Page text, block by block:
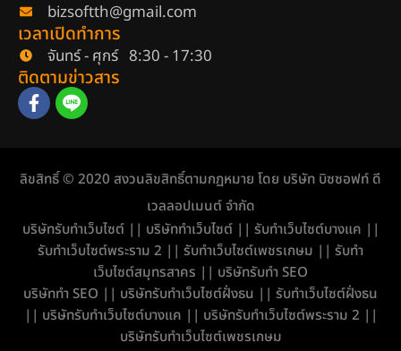
bizsoftth@gmail.com
เวลาเปิดทำการ
จันทร์ - ศุกร์ 8:30 - 17:30
ติดตามข่าวสาร
ลิขสิทธิ์ © 2020 สงวนลิขสิทธิ์ตามกฏหมาย โดย บริษัท บิซซอฟท์ ดี
เวลลอปเมนต์ จำกัด
บริษัทรับทำเว็บไซต์|| บริษัททำเว็บไซต์|| รับทำเว็บไซต์บางแค ||
รับทำเว็บไซต์พระราม 2 || รับทำเว็บไซต์เพชรเกษม || รับทำ
เว็บไซต์สมุทรสาคร || บริษัทรับทำ SEO
บริษัททำ SEO || บริษัทรับทำเว็บไซต์ฝั่งธน || รับทำเว็บไซต์ฝั่งธน
|| บริษัทรับทำเว็บไซต์บางแค || บริษัทรับทำเว็บไซต์พระราม 2 ||
บริษัทรับทำเว็บไซต์เพชรเกษม